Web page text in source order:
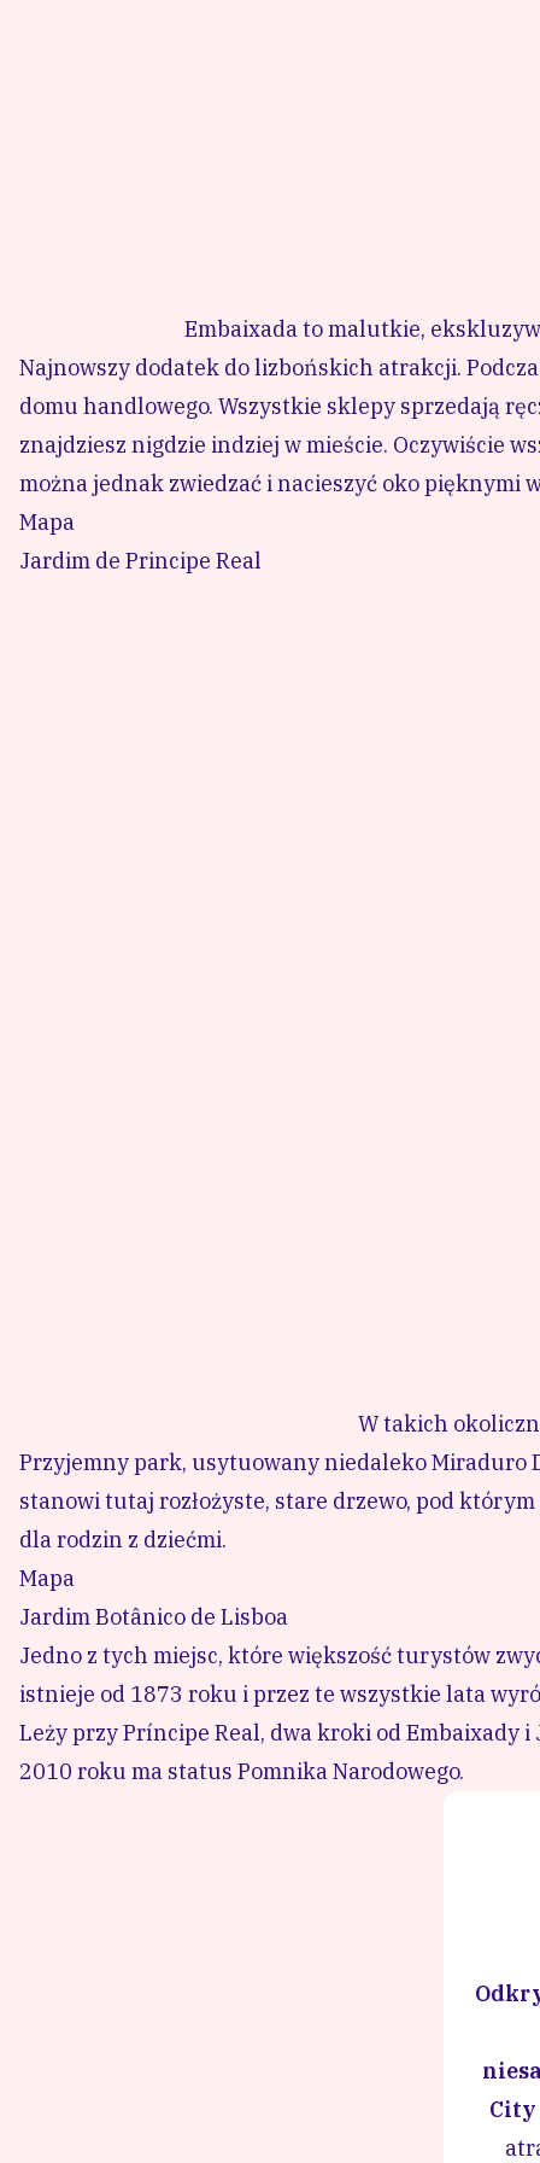
Embaixada to malutkie,
Najnowszy dodatek do lizbońskich atrakcji.
domu handlowego. Wszystkie sklepy sprzedają
znajdziesz nigdzie indziej w mieście. Oczywiście
można jednak zwiedzać i nacieszyć oko pięknymi
Mapa
Jardim de Principe Real
W takich
Przyjemny park, usytuowany niedaleko Miraduro
stanowi tutaj rozłożyste, stare drzewo, pod
dla rodzin z dziećmi.
Mapa
Jardim Botânico de Lisboa
Jedno z tych miejsc, które większość turystów
istnieje od 1873 roku i przez te wszystkie lata
Leży przy Príncipe Real, dwa kroki od Embaixady
2010 roku ma status Pomnika Narodowego.
City